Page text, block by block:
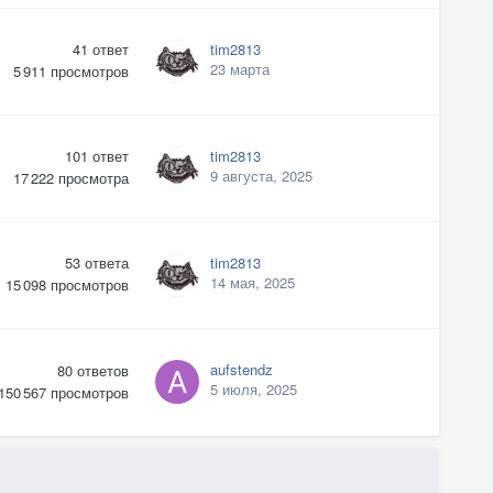
41 ответ
5 911 просмотров
tim2813
23 марта
101 ответ
17 222 просмотра
tim2813
9 августа, 2025
53 ответа
15 098 просмотров
tim2813
14 мая, 2025
80 ответов
150 567 просмотров
aufstendz
5 июля, 2025